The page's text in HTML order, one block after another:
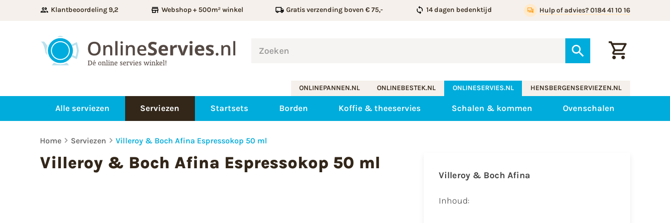
Klantbeoordeling 9,2 Webshop + 500m² winkel Gratis verzending boven € 75,- 14 dagen bedenktijd Hulp of advies? 0184 41 10 16
ONLINEPANNEN.NL ONLINEBESTEK.NL ONLINESERVIES.NL HENSBERGENSERVIEZEN.NL
Alle serviezen Serviezen Startsets Borden Koffie & theeservies Schalen & kommen Ovenschalen
Home Serviezen Villeroy & Boch Afina Espressokop 50 ml
Villeroy & Boch Afina Espressokop 50 ml
Villeroy & Boch Afina
Inhoud: